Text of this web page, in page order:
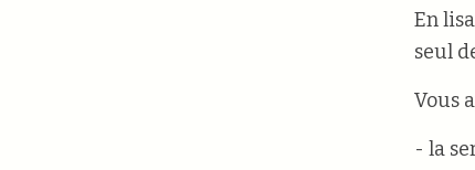
En
seul
Vous
- la